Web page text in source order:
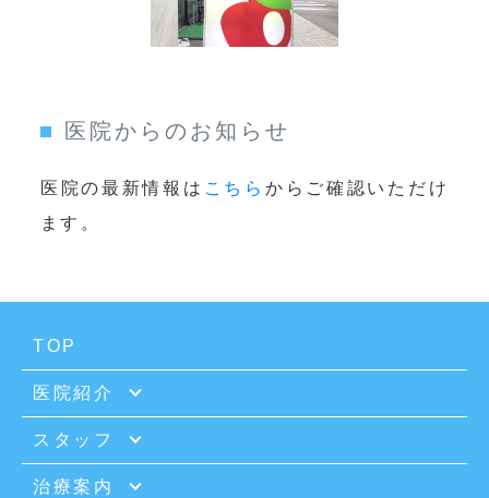
医院からのお知らせ
医院の最新情報は こちら からご確認いただけ
ます。
TOP
医院紹介
スタッフ
治療案内